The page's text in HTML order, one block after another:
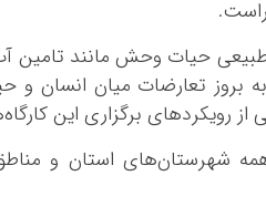
حیات وحش مانند تامین
به بروز تعارضات میان
برگزاری این
شهرستان‌های استان و